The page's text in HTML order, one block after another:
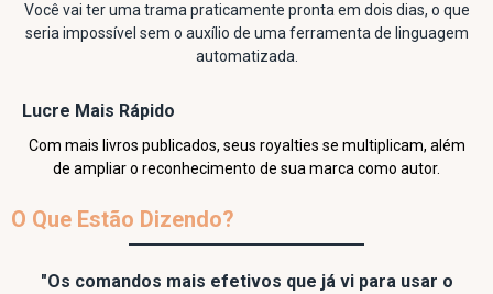
Você vai ter uma trama praticamente pronta em dois dias, o que
seria impossível sem o auxílio de uma ferramenta de linguagem
automatizada.
Lucre Mais Rápido
Com mais livros publicados, seus royalties se multiplicam, além
de ampliar o reconhecimento de sua marca como autor.
O Que Estão Dizendo?
"Os comandos mais efetivos que já vi para usar o